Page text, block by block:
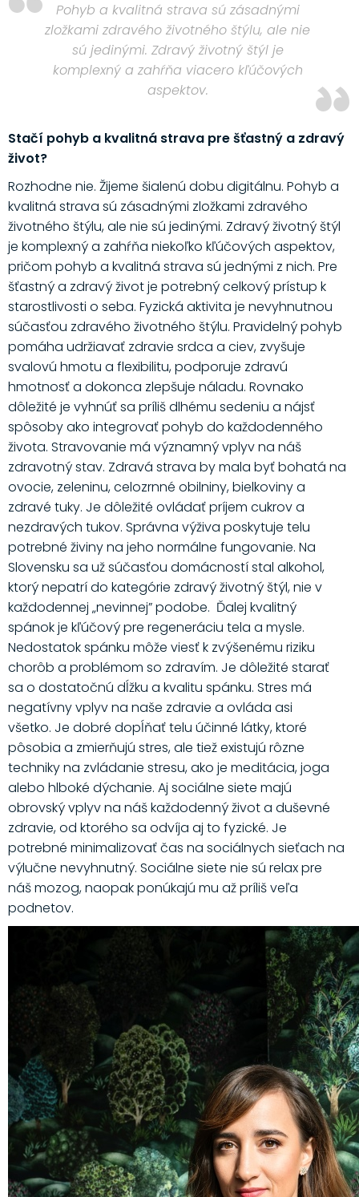
Pohyb a kvalitná strava sú zásadnými
zložkami zdravého životného štýlu, ale nie
sú jedinými. Zdravý životný štýl je
komplexný a zahŕňa viacero kľúčových
aspektov.
Stačí pohyb a kvalitná strava pre šťastný a zdravý
život?
Rozhodne nie. Žijeme šialenú dobu digitálnu. Pohyb a
kvalitná strava sú zásadnými zložkami zdravého
životného štýlu, ale nie sú jedinými. Zdravý životný štýl
je komplexný a zahŕňa niekoľko kľúčových aspektov,
pričom pohyb a kvalitná strava sú jednými z nich. Pre
šťastný a zdravý život je potrebný celkový prístup k
starostlivosti o seba. Fyzická aktivita je nevyhnutnou
súčasťou zdravého životného štýlu. Pravidelný pohyb
pomáha udržiavať zdravie srdca a ciev, zvyšuje
svalovú hmotu a flexibilitu, podporuje zdravú
hmotnosť a dokonca zlepšuje náladu. Rovnako
dôležité je vyhnúť sa príliš dlhému sedeniu a nájsť
spôsoby ako integrovať pohyb do každodenného
života. Stravovanie má významný vplyv na náš
zdravotný stav. Zdravá strava by mala byť bohatá na
ovocie, zeleninu, celozrnné obilniny, bielkoviny a
zdravé tuky. Je dôležité ovládať príjem cukrov a
nezdravých tukov. Správna výživa poskytuje telu
potrebné živiny na jeho normálne fungovanie. Na
Slovensku sa už súčasťou domácností stal alkohol,
ktorý nepatrí do kategórie zdravý životný štýl, nie v
každodennej „nevinnej” podobe. Ďalej kvalitný
spánok je kľúčový pre regeneráciu tela a mysle.
Nedostatok spánku môže viesť k zvýšenému riziku
chorôb a problémom so zdravím. Je dôležité starať
sa o dostatočnú dĺžku a kvalitu spánku. Stres má
negatívny vplyv na naše zdravie a ovláda asi
všetko. Je dobré dopĺňať telu účinné látky, ktoré
pôsobia a zmierňujú stres, ale tiež existujú rôzne
techniky na zvládanie stresu, ako je meditácia, joga
alebo hlboké dýchanie. Aj sociálne siete majú
obrovský vplyv na náš každodenný život a duševné
zdravie, od ktorého sa odvíja aj to fyzické. Je
potrebné minimalizovať čas na sociálnych sieťach na
výlučne nevyhnutný. Sociálne siete nie sú relax pre
náš mozog, naopak ponúkajú mu až príliš veľa
podnetov.